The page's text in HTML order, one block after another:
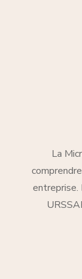
La
entreprise.